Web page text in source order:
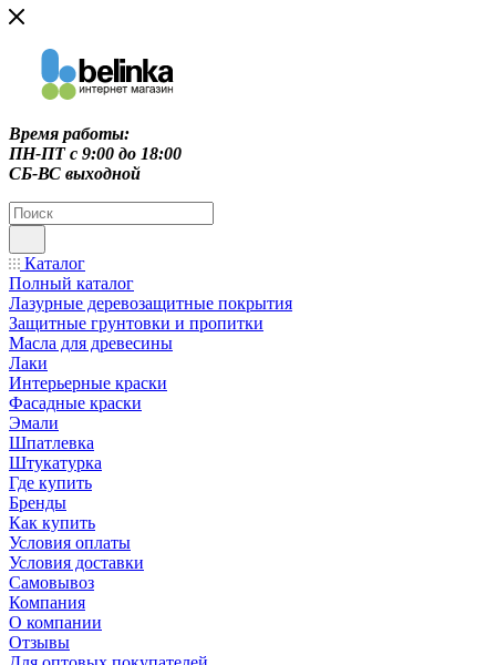
Время работы:
ПН-ПТ c 9:00 до 18:00
СБ-ВС выходной
Каталог
Полный каталог
Лазурные деревозащитные покрытия
Защитные грунтовки и пропитки
Масла для древесины
Лаки
Интерьерные краски
Фасадные краски
Эмали
Шпатлевка
Штукатурка
Где купить
Бренды
Как купить
Условия оплаты
Условия доставки
Самовывоз
Компания
О компании
Отзывы